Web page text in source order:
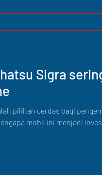
Sigra
pilihan cerdas bagi
mobil ini menjadi